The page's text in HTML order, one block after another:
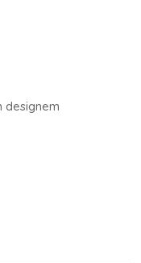
designem